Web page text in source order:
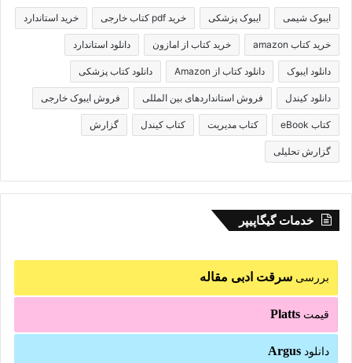
ایبوک شیمی ایبوک پزشکی خرید pdf کتاب خارجی خرید استاندارد
خرید کتاب amazon خرید کتاب از امازون دانلود استاندارد
دانلود ایبوک دانلود کتاب از Amazon دانلود کتاب پزشکی
دانلود کیندل فروش استانداردهای بین المللی فروش ایبوک خارجی
کتاب eBook کتاب مدیریت کتاب کیندل گزارش
گزارش تحلیلی
خدمات گیگاپیپر
بررسی سرقت ادبی مقاله
قیمت Platts
دانلود Argus